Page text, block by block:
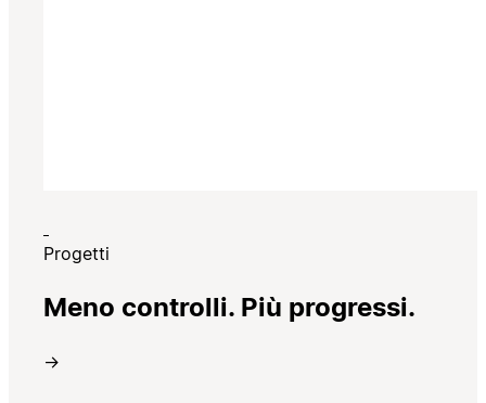
Progetti
Meno controlli. Più progressi.
→